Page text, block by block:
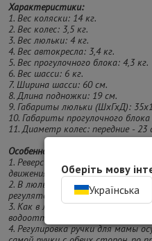
Характеристики:
1. Вес коляски: 14 кг.
2. Вес колес: 3,5 кг.
3. Вес люльки: 4 кг.
4. Вес автокресла: 3,4 кг.
5. Вес прогулочного блока: 4,3 кг.
6. Вес шасси: 6 кг.
7. Ширина шасси: 60 см.
8. Длина подножки: 19 см.
9. Габариты люльки (ШхГхД):
10. Габариты прогулочного
11. Диаметр колес: передние - 23
Особенности:
1. Реверсивная установка –
движения или лицом к маме.
2. В люльке регулируется
регулятором в любое удобное
3. Как в люльке, так и в
водоотталкивающая.
4. Регулировка ручки для мамы
Оберіть мову
Українська